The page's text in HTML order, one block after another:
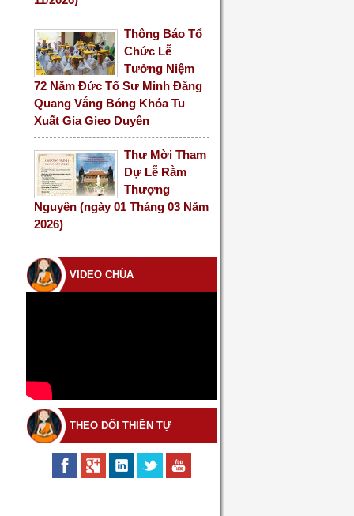
Thông Báo Tổ
Chức Lễ
Tưởng Niệm
72 Năm Đức Tổ Sư Minh Đăng
Quang Vắng Bóng Khóa Tu
Xuất Gia Gieo Duyên
Thư Mời Tham
Dự Lễ Rằm
Thượng
Nguyên (ngày 01 Tháng 03 Năm
2026)
VIDEO CHÙA
THEO DÕI THIỀN TỰ